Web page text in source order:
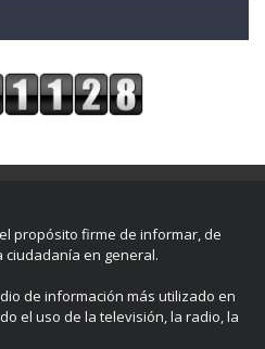
propósito firme de informar, de
ciudadanía en general.
de información más utilizado en
el uso de la televisión, la radio, la